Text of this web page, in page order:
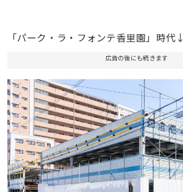
「パーク・ラ・フォンテ香里園」時代↓
広告の後にも続きます